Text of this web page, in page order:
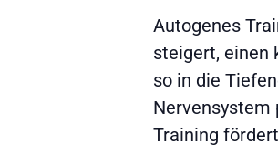
Autogenes
steigert, einen
so in die
Nervensystem
Training